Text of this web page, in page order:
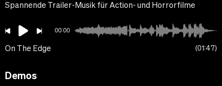
Spannende Trailer-Musik für Action- und Horrorfilme
00:00
On The Edge 01:47
Demos